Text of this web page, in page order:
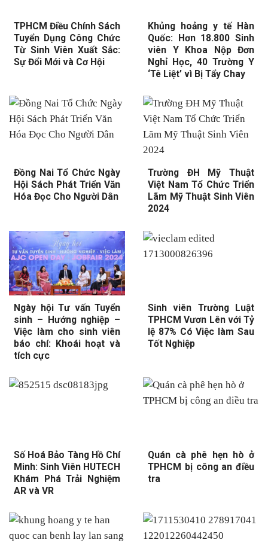
TPHCM Điều Chính Sách
Tuyển Dụng Công Chức
Từ Sinh Viên Xuất Sắc:
Sự Đổi Mới và Cơ Hội
Khủng hoảng y tế Hàn
Quốc: Hơn 18.800 Sinh
viên Y Khoa Nộp Đơn
Nghỉ Học, 40 Trường Y
‘Tê Liệt’ vì Bị Tẩy Chay
Đồng Nai Tổ Chức Ngày
Hội Sách Phát Triển Văn
Hóa Đọc Cho Người Dân
Trường ĐH Mỹ Thuật
Việt Nam Tổ Chức Triển
Lãm Mỹ Thuật Sinh Viên
2024
Ngày hội Tư vấn Tuyển
sinh – Hướng nghiệp –
Việc làm cho sinh viên
báo chí: Khoái hoạt và
tích cực
Sinh viên Trường Luật
TPHCM Vươn Lên với Tỷ
lệ 87% Có Việc làm Sau
Tốt Nghiệp
Số Hoá Bảo Tàng Hồ Chí
Minh: Sinh Viên HUTECH
Khám Phá Trải Nghiệm
AR và VR
Quán cà phê hẹn hò ở
TPHCM bị công an điều
tra